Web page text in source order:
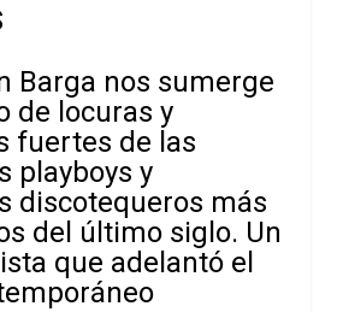
Barga nos sumerge
de locuras y
fuertes de las
playboys y
discotequeros más
del último siglo. Un
que adelantó el